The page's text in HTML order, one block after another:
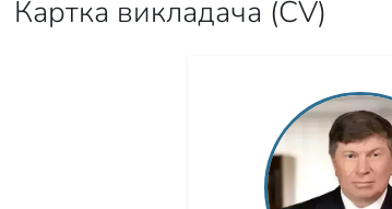
Картка викладача (CV)